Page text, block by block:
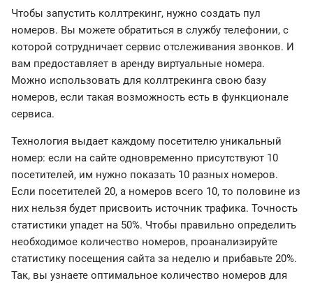
Чтобы запустить коллтрекинг, нужно создать пул
номеров. Вы можете обратиться в службу телефонии, с
которой сотрудничает сервис отслеживания звонков. И
вам предоставляет в аренду виртуальные номера.
Можно использовать для коллтрекинга свою базу
номеров, если такая возможность есть в функционале
сервиса.
Технология выдает каждому посетителю уникальный
номер: если на сайте одновременно присутствуют 10
посетителей, им нужно показать 10 разных номеров.
Если посетителей 20, а номеров всего 10, то половине из
них нельзя будет присвоить источник трафика. Точность
статистики упадет на 50%. Чтобы правильно определить
необходимое количество номеров, проанализируйте
статистику посещения сайта за неделю и прибавьте 20%.
Так, вы узнаете оптимальное количество номеров для